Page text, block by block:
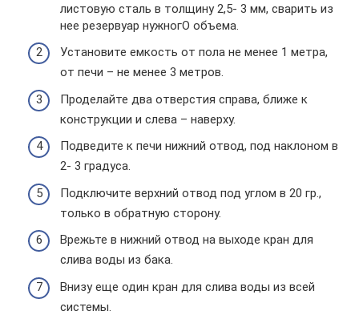
листовую сталь в толщину 2,5- 3 мм, сварить из
нее резервуар нужногО объема.
Установите емкость от пола не менее 1 метра,
от печи – не менее 3 метров.
Проделайте два отверстия справа, ближе к
конструкции и слева – наверху.
Подведите к печи нижний отвод, под наклоном в
2- 3 градуса.
Подключите верхний отвод под углом в 20 гр.,
только в обратную сторону.
Врежьте в нижний отвод на выходе кран для
слива воды из бака.
Внизу еще один кран для слива воды из всей
системы.